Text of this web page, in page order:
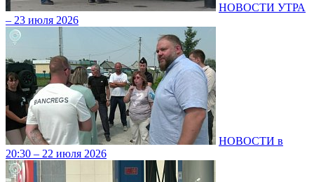
НОВОСТИ УТРА
– 23 июля 2026
НОВОСТИ в
20:30 – 22 июля 2026